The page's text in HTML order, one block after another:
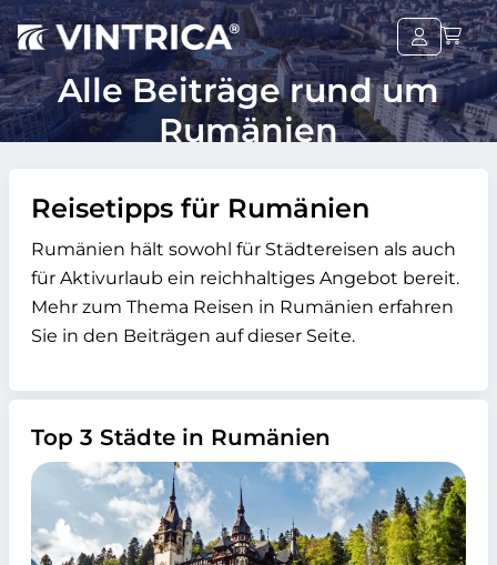
Alle Beiträge rund um
Rumänien
Reisetipps für Rumänien
Rumänien hält sowohl für Städtereisen als auch
für Aktivurlaub ein reichhaltiges Angebot bereit.
Mehr zum Thema Reisen in Rumänien erfahren
Sie in den Beiträgen auf dieser Seite.
Top 3 Städte in Rumänien